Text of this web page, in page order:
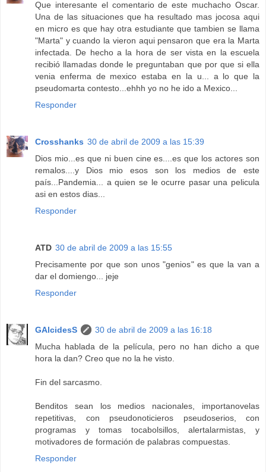
Que interesante el comentario de este muchacho Oscar.
Una de las situaciones que ha resultado mas jocosa aqui
en micro es que hay otra estudiante que tambien se llama
"Marta" y cuando la vieron aqui pensaron que era la Marta
infectada. De hecho a la hora de ser vista en la escuela
recibió llamadas donde le preguntaban que por que si ella
venia enferma de mexico estaba en la u... a lo que la
pseudomarta contesto...ehhh yo no he ido a Mexico...
Responder
Crosshanks 30 de abril de 2009 a las 15:39
Dios mio...es que ni buen cine es....es que los actores son
remalos....y Dios mio esos son los medios de este
país...Pandemia... a quien se le ocurre pasar una pelicula
asi en estos dias...
Responder
ATD 30 de abril de 2009 a las 15:55
Precisamente por que son unos "genios" es que la van a
dar el domiengo... jeje
Responder
GAlcidesS
30 de abril de 2009 a las 16:18
Mucha hablada de la película, pero no han dicho a que
hora la dan? Creo que no la he visto.
Fin del sarcasmo.
Benditos sean los medios nacionales, importanovelas
repetitivas, con pseudonoticieros pseudoserios, con
programas y tomas tocabolsillos, alertalarmistas, y
motivadores de formación de palabras compuestas.
Responder